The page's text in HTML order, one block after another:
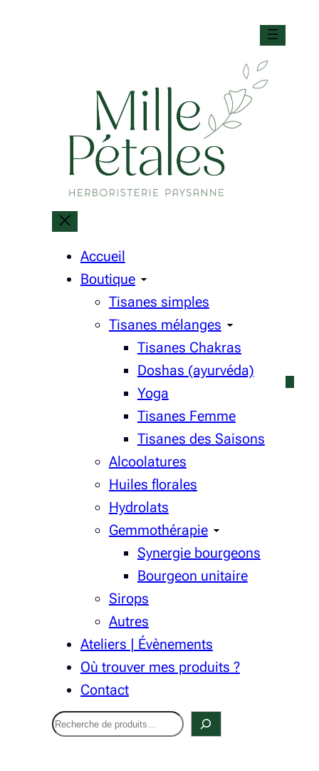
Accueil
Boutique
Tisanes simples
Tisanes mélanges
Tisanes Chakras
Doshas (ayurvéda)
Yoga
Tisanes Femme
Tisanes des Saisons
Alcoolatures
Huiles florales
Hydrolats
Gemmothérapie
Synergie bourgeons
Bourgeon unitaire
Sirops
Autres
Ateliers | Évènements
Où trouver mes produits ?
Contact
Recherche